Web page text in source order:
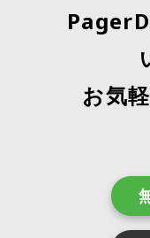
ザーエクスペリ
献している。今
おいて、デジタ
っている中、こ
ドするプロバイ
お気